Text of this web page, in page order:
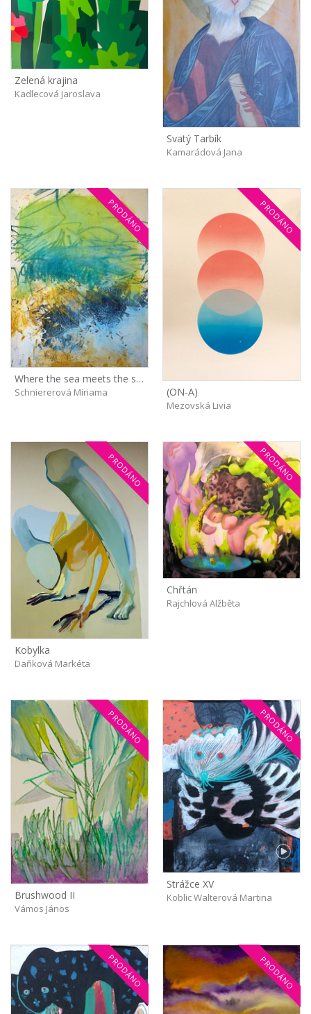
Zelená krajina
Kadlecová Jaroslava
Svatý Tarbík
Kamarádová Jana
PRODÁNO
Where the sea meets the shore
Schniererová Miriama
PRODÁNO
(ON-A)
Mezovská Livia
PRODÁNO
Kobylka
Daňková Markéta
PRODÁNO
Chřtán
Rajchlová Alžběta
PRODÁNO
Brushwood II
Vámos János
PRODÁNO
Strážce XV
Koblic Walterová Martina
PRODÁNO PRODÁNO